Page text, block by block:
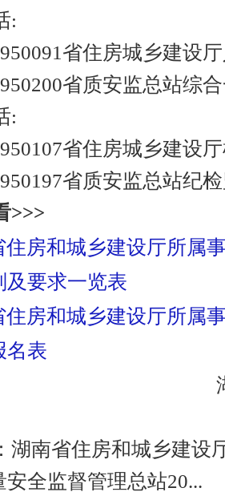
:
省住房城乡建设
省质安监总站综
:
省住房城乡建设
省质安监总站纪
>>>
住房和城乡建设厅所属
及要求一览表
住房和城乡建设厅所属
名表
湖南省住房和城乡建设
全监督管理总站20...